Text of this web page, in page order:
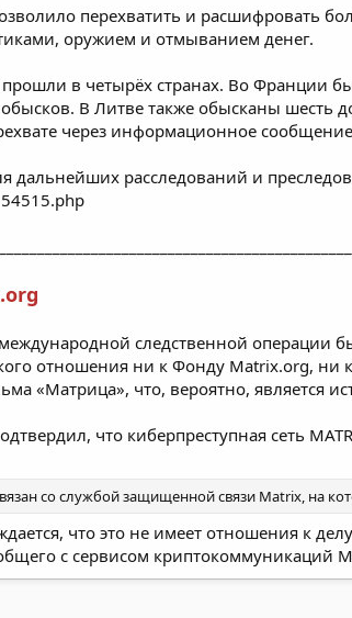
перехватить и расшифровать
оружием и отмыванием денег.
в четырёх странах. Во Франции
В Литве также обысканы
через информационное
дальнейших расследований и
следственной операции
отношения ни к Фонду Matrix.org, ни
«Матрица», что, вероятно, является
что киберпреступная сеть
со службой защищенной связи Matrix, на
что это не имеет отношения к
с сервисом криптокоммуникаций